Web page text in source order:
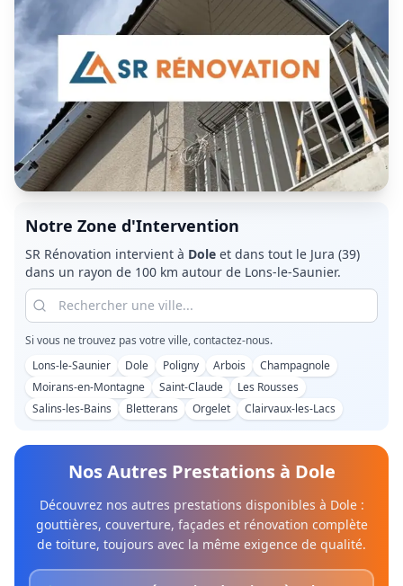
Notre Zone d'Intervention
SR Rénovation intervient à Dole et dans tout le Jura (39)
dans un rayon de 100 km autour de Lons-le-Saunier.
Si vous ne trouvez pas votre ville, contactez-nous.
Lons-le-Saunier
Dole Poligny Arbois
Champagnole
Moirans-en-Montagne
Saint-Claude
Les Rousses
Salins-les-Bains
Bletterans Orgelet Clairvaux-les-Lacs
Nos Autres Prestations à Dole
Découvrez nos autres prestations disponibles à Dole:
gouttières, couverture, façades et rénovation complète
de toiture, toujours avec la même exigence de qualité.